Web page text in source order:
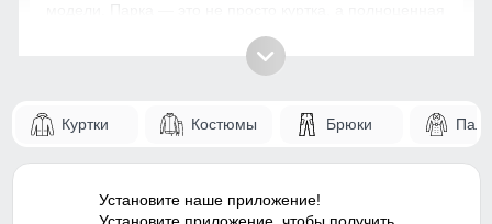
носки. За счёт этого категория стабильно продаётся и
подходит для масштабирования.
продаются?
Парка — это сочетание комфорта, защиты и
закрывает тело лучше обычной куртки, поэтому такие
Куртки Костюмы Брюки
Установите наше приложение!